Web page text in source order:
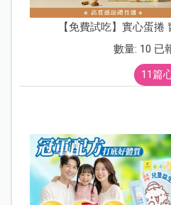
【免費試吃】實心蛋
數量: 10 已
11篇